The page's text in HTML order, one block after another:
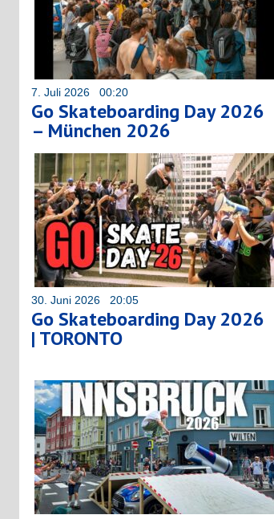
7. Juli 2026 00:20
Go Skateboarding Day 2026
– München 2026
30. Juni 2026 20:05
Go Skateboarding Day 2026
| TORONTO